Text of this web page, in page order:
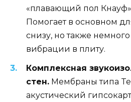
«плавающий пол
Помогает в основном
снизу, но также
вибрации в плиту.
Комплексная
стен. Мембраны типа
акустический